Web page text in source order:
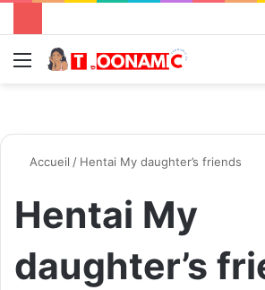
Menu
Accueil / Hentai My daughter’s friends
Hentai My
daughter’s